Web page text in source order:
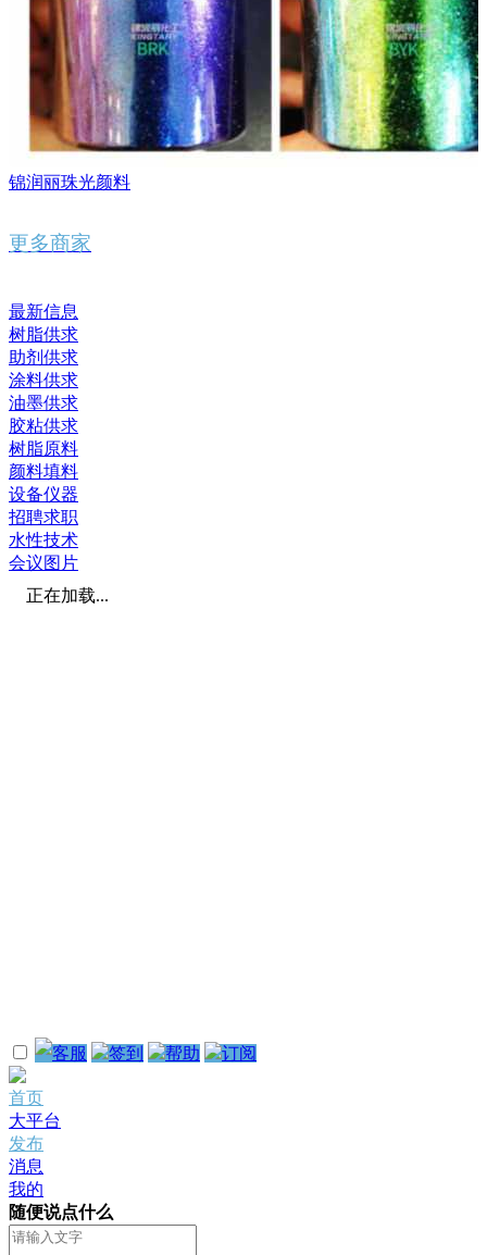
锦润丽珠光颜料
更多商家
最新信息
树脂供求
助剂供求
涂料供求
油墨供求
胶粘供求
树脂原料
颜料填料
设备仪器
招聘求职
水性技术
会议图片
正在加载...
客服 签到 帮助 订阅
首页
大平台
发布
消息
我的
随便说点什么